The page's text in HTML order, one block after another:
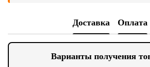
Доставка Оплата
Варианты получения